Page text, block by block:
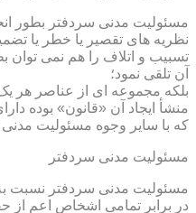
مسئولیت مدنی سردفتر بطور
نظریه های تقصیر یا خطر یا
تسبیب و اتلاف را هم نمی توان
آن تلقی نمود؛
بلکه مجموعه ای از عناصر هر
منشأ ایجاد آن «قانون» بوده
که با سایر وجوه مسئولیت
مسئولیت مدنی سردفتر
مسئولیت مدنی سردفتر نسبت
در برابر تمامی اشخاص اعم